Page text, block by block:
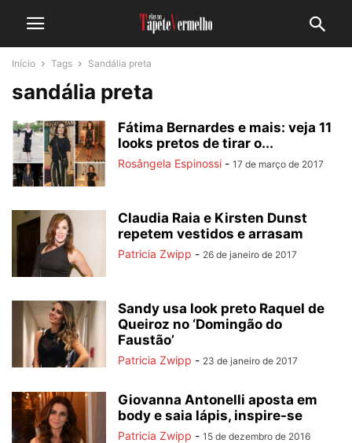
Início Tags Sandália preta
sandália preta
Fátima Bernardes e mais: veja 11
looks pretos de tirar o...
Rosângela Espinossi - 17 de março de 2017
Claudia Raia e Kirsten Dunst
repetem vestidos e arrasam
Patricia Zwipp - 26 de janeiro de 2017
Sandy usa look preto Raquel de
Queiroz no ‘Domingão do
Faustão’
Patricia Zwipp - 23 de janeiro de 2017
Giovanna Antonelli aposta em
body e saia lápis, inspire-se
Patricia Zwipp - 15 de dezembro de 2016